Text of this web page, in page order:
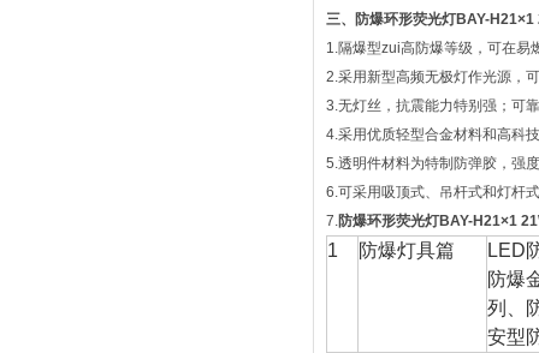
三、
防爆环形荧光灯BAY-H21×1
1.隔爆型zui高防爆等级，可在易
2.采用新型高频无极灯作光源，
3.无灯丝，抗震能力特别强；可
4.采用优质轻型合金材料和高科
5.透明件材料为特制防弹胶，强
6.可采用吸顶式、吊杆式和灯杆
7.防爆环形荧光灯BAY-H21×1
1 防爆灯具篇 LED
防爆
列、
安型